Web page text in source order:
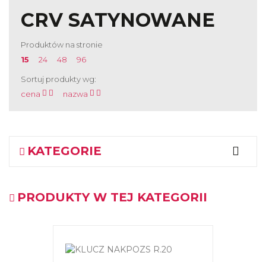
CRV SATYNOWANE
Produktów na stronie
15
24 48 96
Sortuj produkty wg:
cena
nazwa
KATEGORIE
PRODUKTY W TEJ KATEGORII